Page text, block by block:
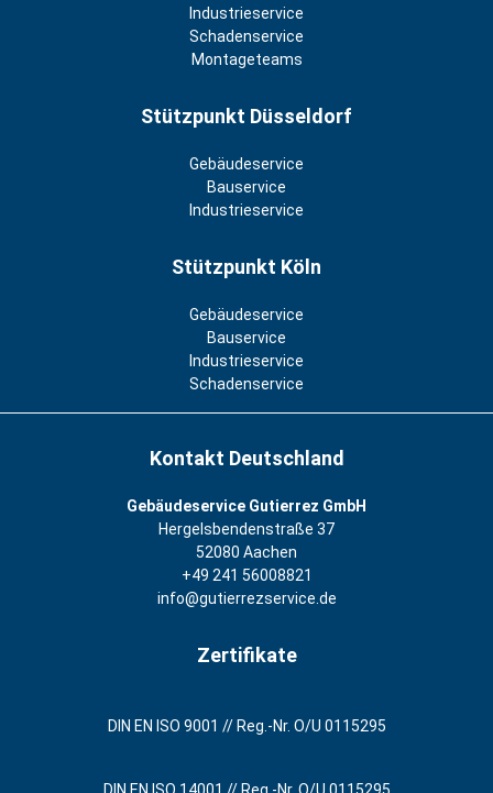
Industrieservice
Schadenservice
Montageteams
Stützpunkt Düsseldorf
Gebäudeservice
Bauservice
Industrieservice
Stützpunkt Köln
Gebäudeservice
Bauservice
Industrieservice
Schadenservice
Kontakt Deutschland
Gebäudeservice Gutierrez GmbH
Hergelsbendenstraße 37
52080 Aachen
+49 241 56008821
info@gutierrezservice.de
Zertifikate
DIN EN ISO 9001 // Reg.-Nr. O/U 0115295